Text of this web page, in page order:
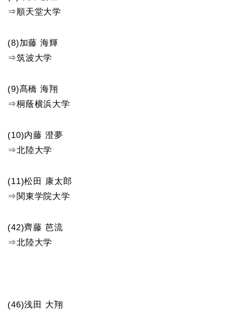
⇒順天堂大学
(8)加藤 海輝
⇒筑波大学
(9)髙橋 海翔
⇒桐蔭横浜大学
(10)内藤 澄夢
⇒北陸大学
(11)松田 康太郎
⇒関東学院大学
(42)齊藤 芭流
⇒北陸大学
(46)浅田 大翔